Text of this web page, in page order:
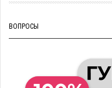
ВОПРОСЫ